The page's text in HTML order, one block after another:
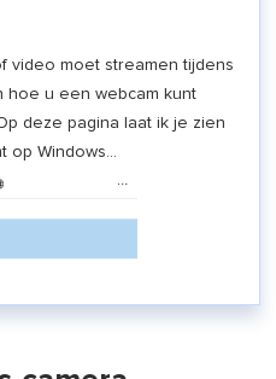
video moet streamen tijdens
hoe u een webcam kunt
deze pagina laat ik je zien
op Windows...